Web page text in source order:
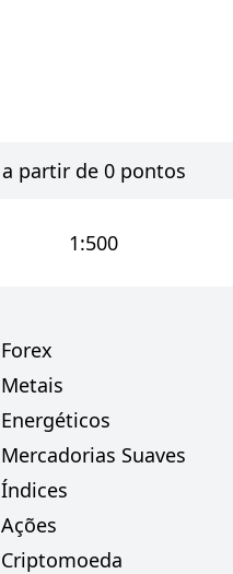
a partir de 0 pontos
1:500
Forex
Metais
Energéticos
Mercadorias Suaves
Índices
Ações
Criptomoeda